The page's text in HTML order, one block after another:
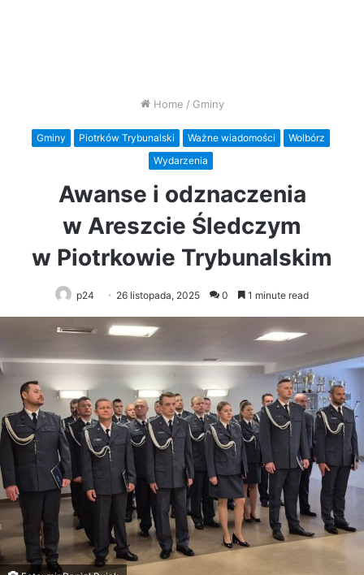
Home / Gminy
Gminy Piotrków Trybunalski Ważne wiadomości
Wolbórz
Wydarzenia
Awanse i odznaczenia
w Areszcie Śledczym
w Piotrkowie Trybunalskim
p24 26 listopada, 2025 0 1 minute read